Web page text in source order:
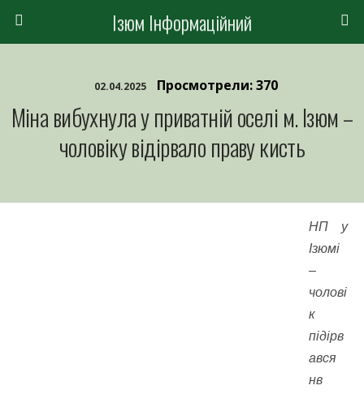
Ізюм Інформаційний
02.04.2025 Просмотрели: 370
Міна вибухнула у приватній оселі м. Ізюм –
чоловіку відірвало праву кисть
НП у
Ізюмі
–
чолові
к
підірв
ався
нв